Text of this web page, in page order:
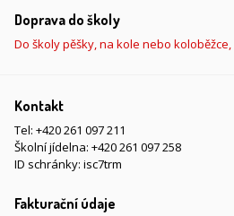
Doprava do školy
Do školy pěšky, na kole nebo
Kontakt
Tel: +420 261 097 211
Školní jídelna: +420 261 097 258
ID schránky: isc7trm
Fakturační údaje